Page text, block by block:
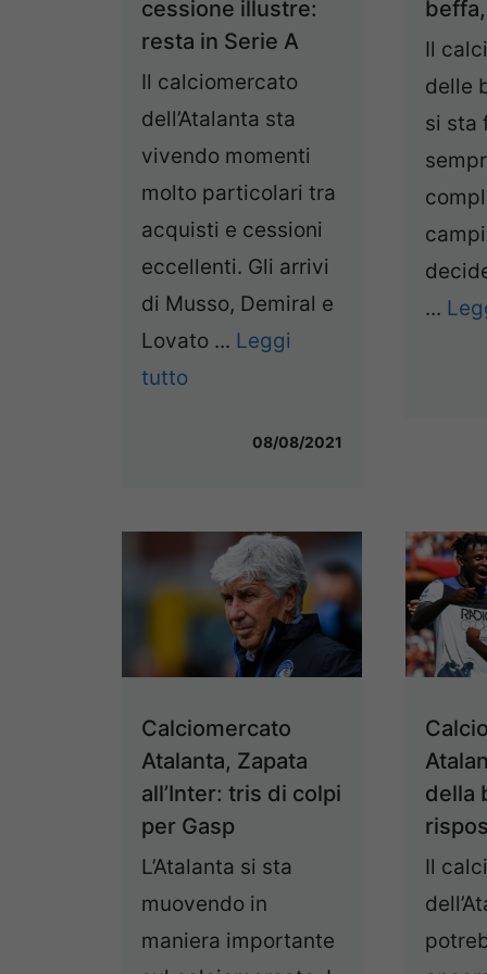
cessione illustre:
resta in Serie A
Il calciomercato
dell’Atalanta sta
vivendo momenti
molto particolari tra
acquisti e cessioni
eccellenti. Gli arrivi
di Musso, Demiral e
Lovato ... Leggi
tutto
08/08/2021
beffa,
Il
delle
si sta
...
Calciomercato
Atalanta, Zapata
all’Inter: tris di colpi
per Gasp
L’Atalanta si sta
muovendo in
maniera importante
della
Il